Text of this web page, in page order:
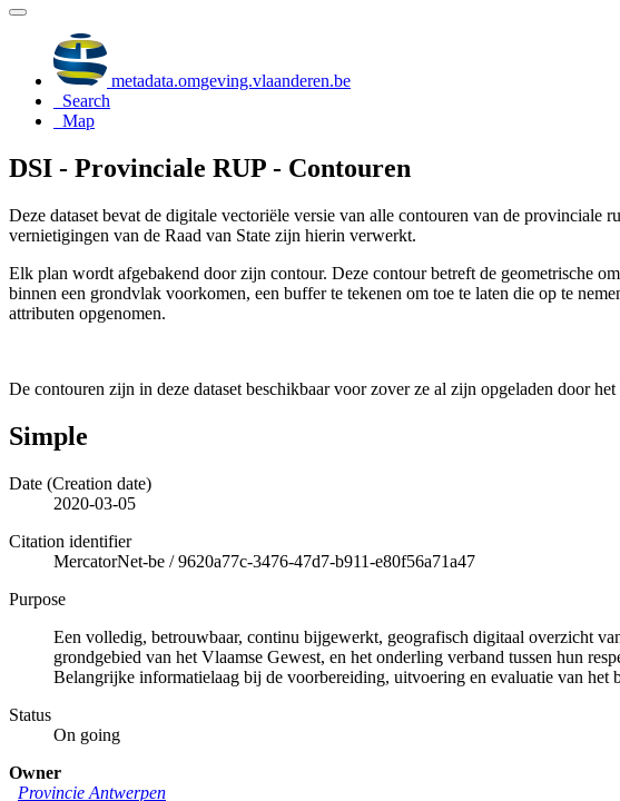
metadata.omgeving.vlaanderen.be
Search
Map
DSI - Provinciale RUP - Contouren
Deze dataset bevat de digitale vectoriële versie van alle contouren van de
vernietigingen van de Raad van State zijn hierin verwerkt.
Elk plan wordt afgebakend door zijn contour. Deze contour betreft de geometrische
binnen een grondvlak voorkomen, een buffer te tekenen om toe te laten die op te
attributen opgenomen.
De contouren zijn in deze dataset beschikbaar voor zover ze al zijn opgeladen door
Simple
Date (Creation date)
2020-03-05
Citation identifier
MercatorNet-be /9620a77c-3476-47d7-b911-e80f56a71a47
Purpose
Een volledig, betrouwbaar, continu bijgewerkt, geografisch digitaal overzicht
grondgebied van het Vlaamse Gewest, en het onderling verband tussen hun
Belangrijke informatielaag bij de voorbereiding, uitvoering en evaluatie van het
Status
On going
Owner
Provincie Antwerpen